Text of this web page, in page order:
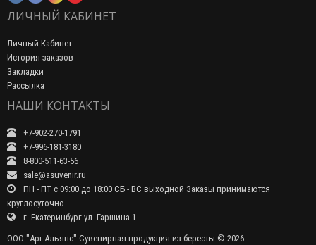
ЛИЧНЫЙ КАБИНЕТ
Личный Кабинет
История заказов
Закладки
Рассылка
НАШИ КОНТАКТЫ
+7-902-270-1791
+7-996-181-3180
8-800-511-63-56
sale@asuvenir.ru
ПН - ПТ с 09:00 до 18:00 СБ - ВС выходной Заказы принимаются
круглосуточно
г. Екатеринбург ул. Гаршина 1
ООО "Арт Альянс" Сувенирная продукция из бересты © 2026